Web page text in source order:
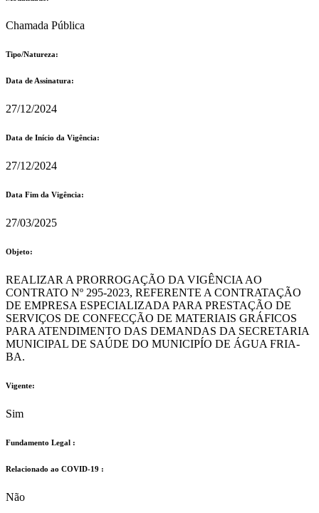
Chamada Pública
Tipo/Natureza:
Data de Assinatura:
27/12/2024
Data de Início da Vigência:
27/12/2024
Data Fim da Vigência:
27/03/2025
Objeto:
REALIZAR A PRORROGAÇÃO DA VIGÊNCIA AO
CONTRATO Nº 295-2023, REFERENTE A CONTRATAÇÃO
DE EMPRESA ESPECIALIZADA PARA PRESTAÇÃO DE
SERVIÇOS DE CONFECÇÃO DE MATERIAIS GRÁFICOS
PARA ATENDIMENTO DAS DEMANDAS DA SECRETARIA
MUNICIPAL DE SAÚDE DO MUNICIPÍO DE ÁGUA FRIA-
BA.
Vigente:
Sim
Fundamento Legal :​
Relacionado ao COVID-19 :​
Não